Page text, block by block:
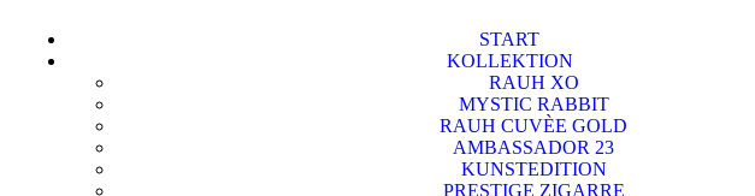
START
KOLLEKTION
RAUH XO
MYSTIC RABBIT
RAUH CUVÈE GOLD
AMBASSADOR 23
KUNSTEDITION
PRESTIGE ZIGARRE